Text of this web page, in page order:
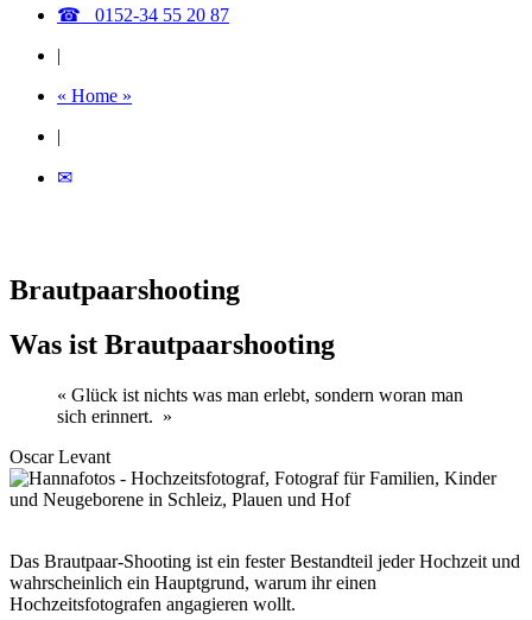
☎ 0152-34 55 20 87
|
« Home »
|
✉
Brautpaarshooting
Was ist Brautpaarshooting
« Glück ist nichts was man erlebt, sondern woran man
sich erinnert. »
Oscar Levant
Das Brautpaar-Shooting ist ein fester Bestandteil jeder Hochzeit und
wahrscheinlich ein Hauptgrund, warum ihr einen
Hochzeitsfotografen angagieren wollt.